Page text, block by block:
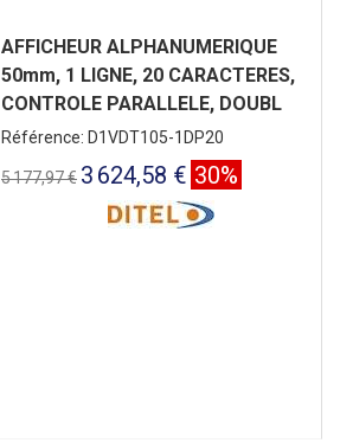
AFFICHEUR ALPHANUMERIQUE
50mm, 1 LIGNE, 20 CARACTERES,
CONTROLE PARALLELE, DOUBL
Référence: D1VDT105-1DP20
5 177,97 € 3 624,58 € 30%